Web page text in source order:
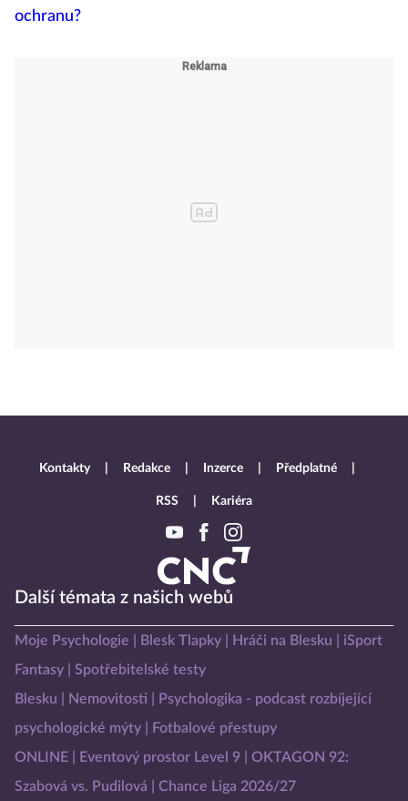
Další témata z našich webů
Moje Psychologie Blesk Tlapky Hráči na Blesku
iSport
Fantasy
Spotřebitelské testy
Blesku
Nemovitosti
Psychologika - podcast rozbíjející
psychologické mýty
Fotbalové přestupy
ONLINE
Eventový prostor Level 9
OKTAGON 92:
Szabová vs. Pudilová
Chance Liga 2026/27
Kontakty Redakce Inzerce Předplatné
RSS Kariéra